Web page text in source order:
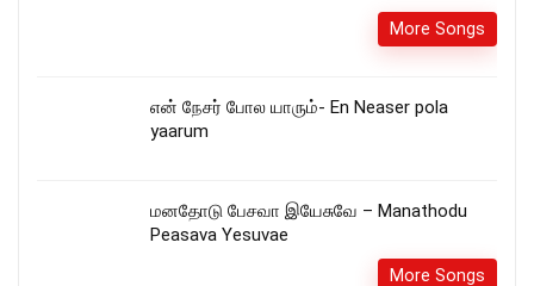
More Songs
என் நேசர் போல யாரும்- En Neaser pola
yaarum
மனதோடு பேசவா இயேசுவே – Manathodu
Peasava Yesuvae
More Songs